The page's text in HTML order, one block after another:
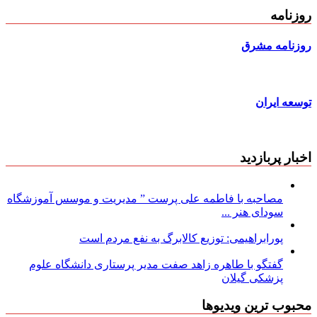
روزنامه
روزنامه مشرق
توسعه ایران
اخبار پربازدید
مصاحبه با فاطمه علی پرست ” مدیریت و موسس آموزشگاه
سودای هنر ...
پورابراهیمی: توزیع کالابرگ به نفع مردم است
گفتگو با طاهره زاهد صفت مدیر پرستاری دانشگاه علوم
پزشکی گیلان
محبوب ترین ویدیوها